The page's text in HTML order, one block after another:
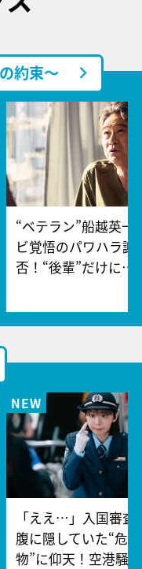
約束～
“ベテラン”船越英一
ビ覚悟のパワハラ謝
否！“後輩”だけに…
「ええ…」入国審査
腹に隠していた“危
物”に仰天！空港騒